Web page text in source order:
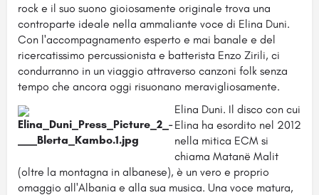
rock e il suo suono gioiosamente originale trova una
controparte ideale nella ammaliante voce di Elina Duni.
Con l'accompagnamento esperto e mai banale e del
ricercatissimo percussionista e batterista Enzo Zirili, ci
condurranno in un viaggio attraverso canzoni folk senza
tempo che ancora oggi risuonano meravigliosamente.
Elina Duni. Il disco con cui
Elina ha esordito nel 2012
nella mitica ECM si
chiama Matanë Malit
(oltre la montagna in albanese), è un vero e proprio
omaggio all'Albania e alla sua musica. Una voce matura,